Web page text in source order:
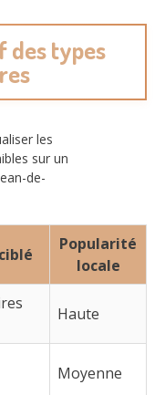
des types
les
sur un
de-
Popularité
locale
Haute
Moyenne